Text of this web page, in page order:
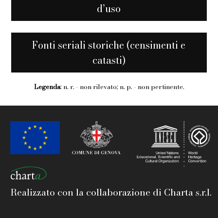
d’uso
Fonti seriali storiche (censimenti e
catasti)
Legenda: n. r. - non rilevato; n. p. - non pertinente.
Realizzato con la collaborazione di Charta s.r.l.